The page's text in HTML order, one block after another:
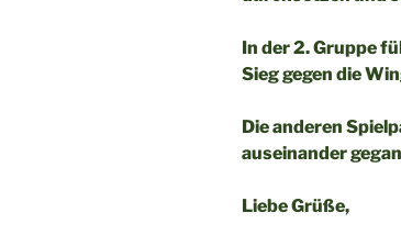
In der 2. Gruppe
Sieg gegen die
Die anderen
auseinander
Liebe Grüße,